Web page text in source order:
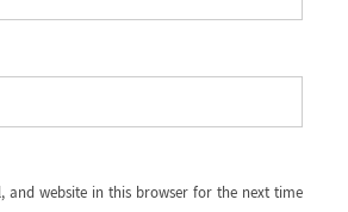
and website in this browser for the next time